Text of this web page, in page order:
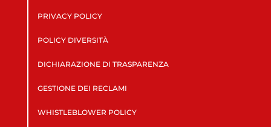
PRIVACY POLICY
POLICY DIVERSITÀ
DICHIARAZIONE DI TRASPARENZA
GESTIONE DEI RECLAMI
WHISTLEBLOWER POLICY